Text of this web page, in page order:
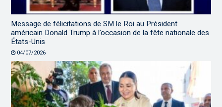
Message de félicitations de SM le Roi au Président
américain Donald Trump à l’occasion de la fête nationale des
États-Unis
04/07/2026